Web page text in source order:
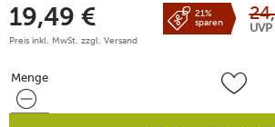
19,49 €
Preis inkl. MwSt. zzgl. Versand
21%
sparen
UVP
Menge
Menge